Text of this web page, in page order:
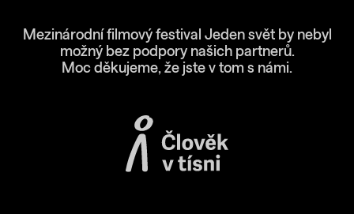
Mezinárodní filmový festival Jeden svět by nebyl
možný bez podpory našich partnerů.
Moc děkujeme, že jste v tom s námi.